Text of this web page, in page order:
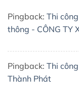
Pingback: Thi
thông - CÔNG TY
Pingback: Thi
Thành Phát